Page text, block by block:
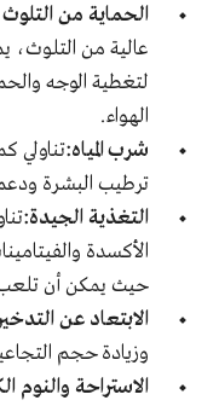
الحماية من
عالية من التلوث،
لتغطية الوجه
الهواء.
شرب المياه:تناولي
ترطيب البشرة
التغذية الجيدة:
الأكسدة
حيث يمكن أن تلعب
الابتعاد عن
وزيادة حجم
الاستراحة والنوم